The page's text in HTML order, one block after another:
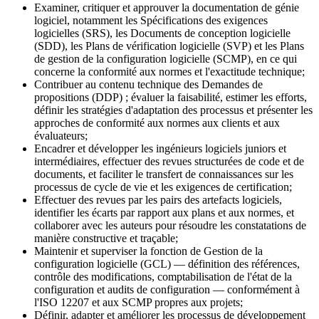
Examiner, critiquer et approuver la documentation de génie
logiciel, notamment les Spécifications des exigences
logicielles (SRS), les Documents de conception logicielle
(SDD), les Plans de vérification logicielle (SVP) et les Plans
de gestion de la configuration logicielle (SCMP), en ce qui
concerne la conformité aux normes et l'exactitude technique;
Contribuer au contenu technique des Demandes de
propositions (DDP) ; évaluer la faisabilité, estimer les efforts,
définir les stratégies d'adaptation des processus et présenter les
approches de conformité aux normes aux clients et aux
évaluateurs;
Encadrer et développer les ingénieurs logiciels juniors et
intermédiaires, effectuer des revues structurées de code et de
documents, et faciliter le transfert de connaissances sur les
processus de cycle de vie et les exigences de certification;
Effectuer des revues par les pairs des artefacts logiciels,
identifier les écarts par rapport aux plans et aux normes, et
collaborer avec les auteurs pour résoudre les constatations de
manière constructive et traçable;
Maintenir et superviser la fonction de Gestion de la
configuration logicielle (GCL) — définition des références,
contrôle des modifications, comptabilisation de l'état de la
configuration et audits de configuration — conformément à
l'ISO 12207 et aux SCMP propres aux projets;
Définir, adapter et améliorer les processus de développement